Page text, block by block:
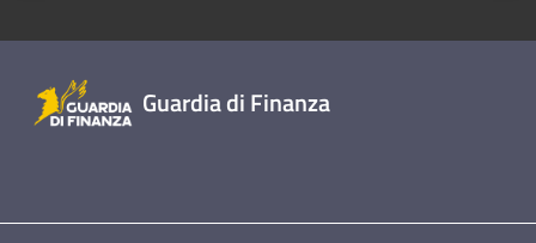
Guardia di Finanza